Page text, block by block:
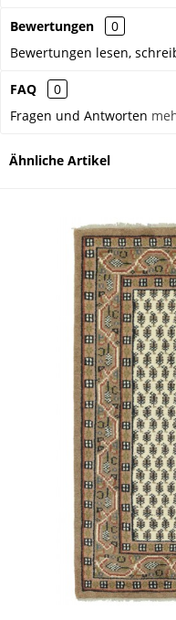
Bewertungen
0
Bewertungen lesen,
FAQ
0
Fragen und Antworten
Ähnliche Artikel